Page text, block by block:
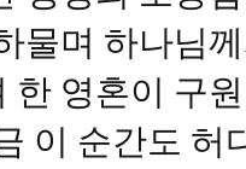
물며 하나님
한 영혼이 구
이 순간도 허